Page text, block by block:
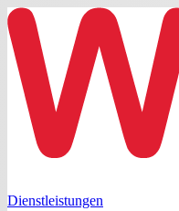
Dienstleistungen